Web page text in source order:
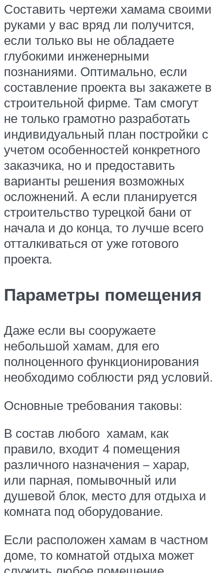
Составить чертежи хамама своими
руками у вас вряд ли получится,
если только вы не обладаете
глубокими инженерными
познаниями. Оптимально, если
составление проекта вы закажете в
строительной фирме. Там смогут
не только грамотно разработать
индивидуальный план постройки с
учетом особенностей конкретного
заказчика, но и предоставить
варианты решения возможных
осложнений. А если планируется
строительство турецкой бани от
начала и до конца, то лучше всего
отталкиваться от уже готового
проекта.
Параметры помещения
Даже если вы сооружаете
небольшой хамам, для его
полноценного функционирования
необходимо соблюсти ряд условий.
Основные требования таковы:
В состав любого хамам, как
правило, входит 4 помещения
различного назначения – харар,
или парная, помывочный или
душевой блок, место для отдыха и
комната под оборудование.
Если расположен хамам в частном
доме, то комнатой отдыха может